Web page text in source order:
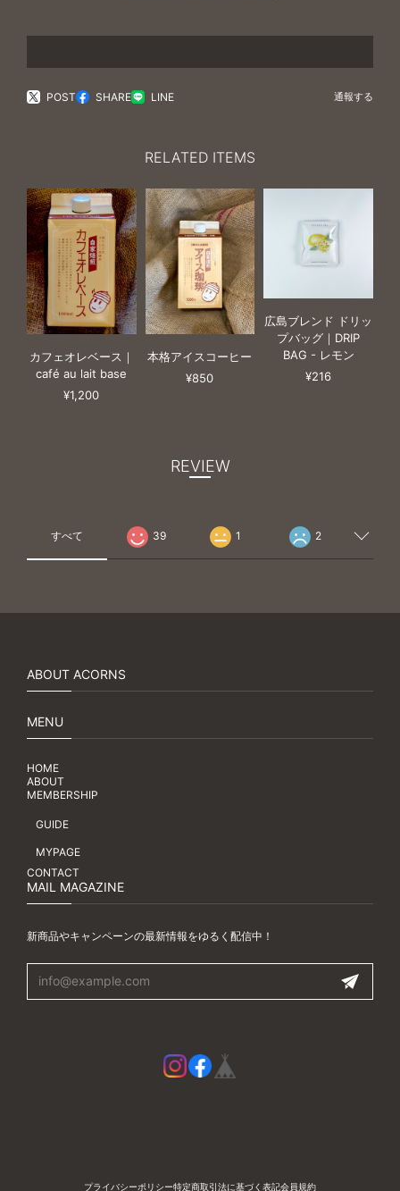
POST SHARE LINE 通報する
RELATED ITEMS
カフェオレベース｜
café au lait base
¥1,200
本格アイスコーヒー
¥850
広島ブレンド ドリッ
プバッグ｜DRIP
BAG - レモン
¥216
REVIEW
すべて 39 1 2
ABOUT ACORNS
MENU
HOME
ABOUT
MEMBERSHIP
GUIDE
MYPAGE
CONTACT
MAIL MAGAZINE
新商品やキャンペーンの最新情報をゆるく配信中！
プライバシーポリシー特定商取引法に基づく表記会員規約